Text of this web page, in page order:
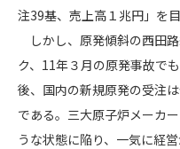
注39基、売上高１兆円」を
しかし、原発傾斜の西田
ク、11年３月の原発事故で
後、国内の新規原発の受注
である。三大原子炉メーカ
うな状態に陥り、一気に経